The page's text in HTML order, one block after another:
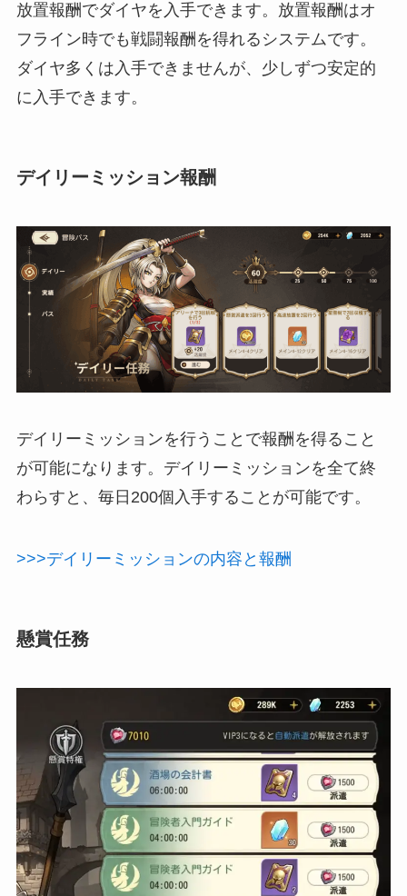
放置報酬でダイヤを入手できます。放置報酬はオ
フライン時でも戦闘報酬を得れるシステムです。
ダイヤ多くは入手できませんが、少しずつ安定的
に入手できます。
デイリーミッション報酬
デイリーミッションを行うことで報酬を得ること
が可能になります。デイリーミッションを全て終
わらすと、毎日200個入手することが可能です。
>>>デイリーミッションの内容と報酬
懸賞任務